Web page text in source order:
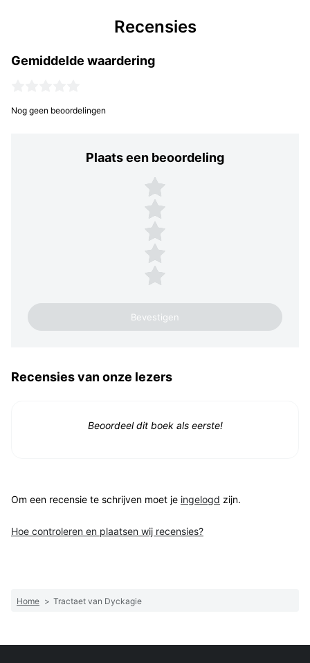
Recensies
Gemiddelde waardering
Nog geen beoordelingen
Plaats een beoordeling
Plaats een beoordeling
5 sterren
4 sterren
3 sterren
2 sterren
1 ster
Recensies van onze lezers
Beoordeel dit boek als eerste!
Om een recensie te schrijven moet je ingelogd zijn.
Hoe controleren en plaatsen wij recensies?
Home > Tractaet van Dyckagie